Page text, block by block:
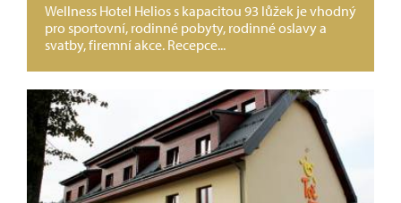
Wellness Hotel Helios s kapacitou 93 lůžek je vhodný
pro sportovní, rodinné pobyty, rodinné oslavy a
svatby, firemní akce. Recepce...